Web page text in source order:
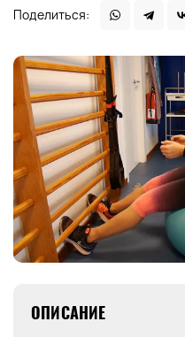
Поделиться:
ОПИСАНИЕ